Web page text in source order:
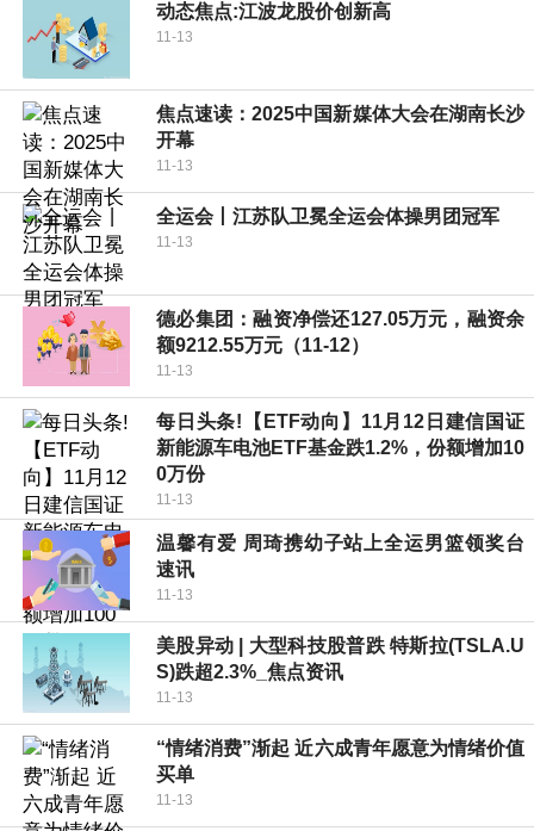
动态焦点:江波龙股价创新高
11-13
焦点速读：2025中国新媒体大会在湖南长沙
开幕
11-13
全运会丨江苏队卫冕全运会体操男团冠军
11-13
德必集团：融资净偿还127.05万元，融资余
额9212.55万元（11-12）
11-13
每日头条!【ETF动向】11月12日建信国证
新能源车电池ETF基金跌1.2%，份额增加10
0万份
11-13
温馨有爱 周琦携幼子站上全运男篮领奖台
速讯
11-13
美股异动 | 大型科技股普跌 特斯拉(TSLA.U
S)跌超2.3%_焦点资讯
11-13
“情绪消费”渐起 近六成青年愿意为情绪价值
买单
11-13